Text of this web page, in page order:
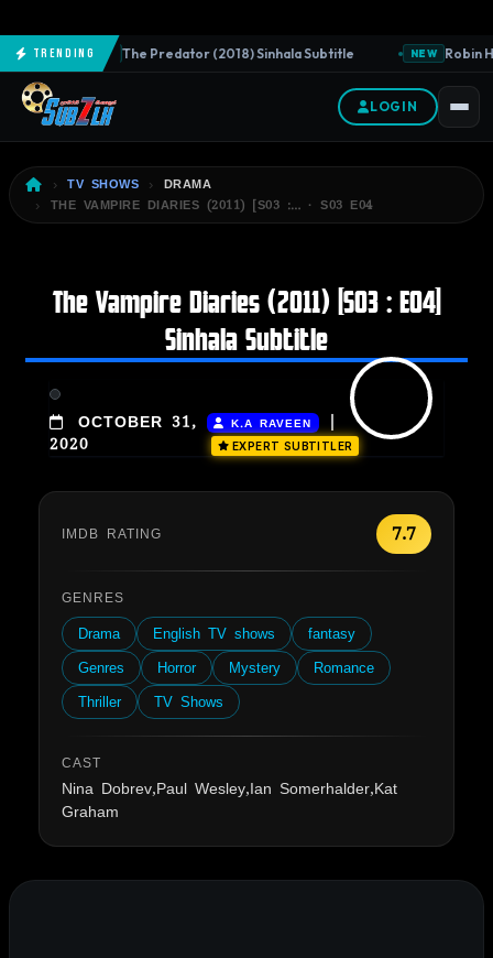
TrendingNEW The Predator (2018) Sinhala Subtitle NEW Robin
LOGIN
TV SHOWS
DRAMA
THE VAMPIRE DIARIES (2011) [S03 :… · S03 E04
The Vampire Diaries (2011) [S03 : E04]
Sinhala Subtitle
OCTOBER 31,
2020
K.A RAVEEN |
EXPERT SUBTITLER
IMDB RATING 7.7
GENRES
Drama English TV shows
fantasy
Genres
Horror Mystery
Romance
Thriller
TV Shows
CAST
Nina Dobrev,Paul Wesley,Ian Somerhalder,Kat
Graham